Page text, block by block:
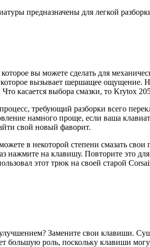
предназначены для легкой
вы можете сделать для
вызывает шершащее
Что касается выбора смазки, то Krytox
требующий разборки всего
намного проще, если ваша
свой новый фаворит.
в некоторой степени смазать
нажмите на клавишу. Повторите это
этот трюк на своей старой
Замените свои клавиши.
большую роль, поскольку клавиши